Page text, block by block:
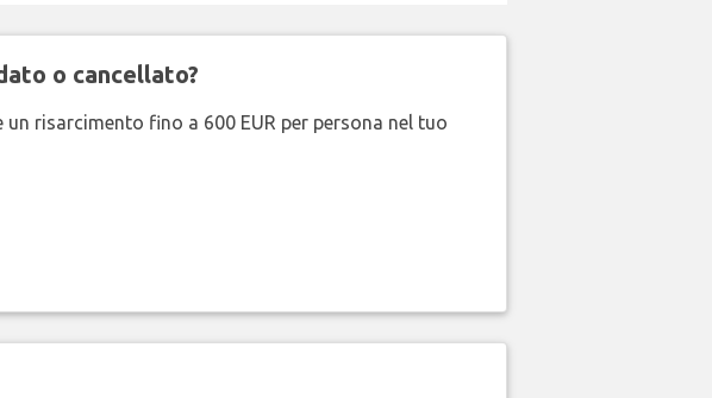
o cancellato?
risarcimento fino a 600 EUR per persona nel tuo